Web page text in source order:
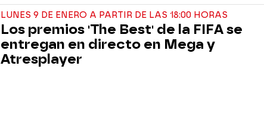
LUNES 9 DE ENERO A PARTIR DE LAS 18:00 HORAS
Los premios 'The Best' de la FIFA se
entregan en directo en Mega y
Atresplayer